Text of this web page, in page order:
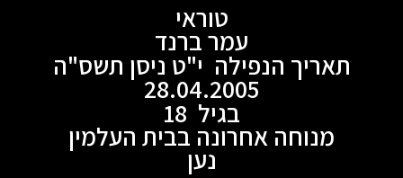
טוראי
עמר ברנד
תאריך הנפילה י"ט ניסן תשס"ה
28.04.2005
בגיל 18
מנוחה אחרונה בבית העלמין
נען